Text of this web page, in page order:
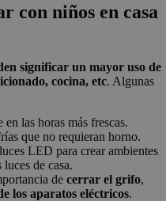
con niños en casa
significar un mayor uso de
cocina, etc. Algunas
las horas más frescas.
que no requieran horno.
LED para crear ambientes
de casa.
decerrar el grifo,
los aparatos eléctricos.